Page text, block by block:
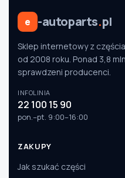
e -autoparts.pl
Sklep internetowy z
od 2008 roku. Ponad 3,8
sprawdzeni producenci.
INFOLINIA
22 100 15 90
pon.–pt. 9:00–16:00
ZAKUPY
Jak szukać części